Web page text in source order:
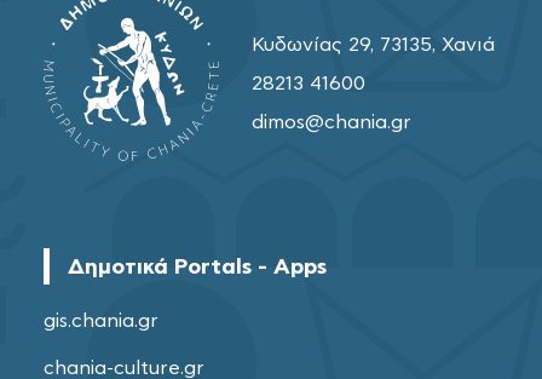
Κυδωνίας 29, 73135, Χανιά
28213 41600
dimos@chania.gr
Δημοτικά Portals - Apps
gis.chania.gr
chania-culture.gr